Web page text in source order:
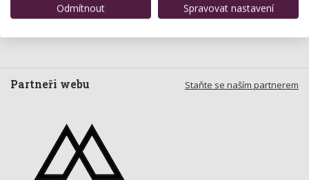
Staňte se naším partnerem
Partneři webu
Odmítnout
Spravovat nastavení